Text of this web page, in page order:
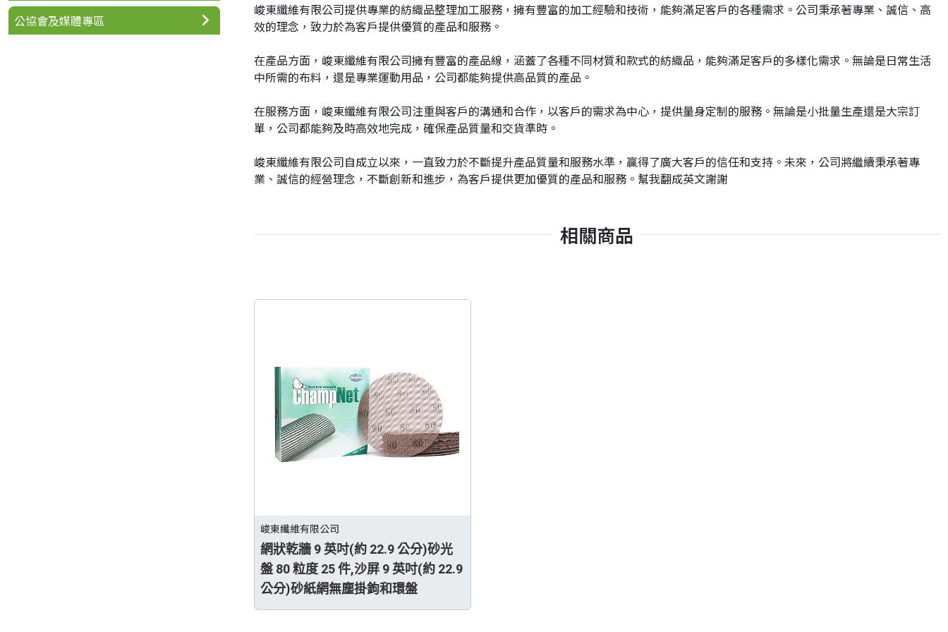
峻東纖維有限公司提供專業的紡織品整理加工服務，擁有豐富的加工經驗和技術，能夠滿足客戶的各種需求。公司秉承著專業、誠信、高
效的理念，致力於為客戶提供優質的產品和服務。
在產品方面，峻東纖維有限公司擁有豐富的產品線，涵蓋了各種不同材質和款式的紡織品，能夠滿足客戶的多樣化需求。無論是日常生活
中所需的布料，還是專業運動用品，公司都能夠提供高品質的產品。
在服務方面，峻東纖維有限公司注重與客戶的溝通和合作，以客戶的需求為中心，提供量身定制的服務。無論是小批量生產還是大宗訂
單，公司都能夠及時高效地完成，確保產品質量和交貨準時。
峻東纖維有限公司自成立以來，一直致力於不斷提升產品質量和服務水準，贏得了廣大客戶的信任和支持。未來，公司將繼續秉承著專
業、誠信的經營理念，不斷創新和進步，為客戶提供更加優質的產品和服務。幫我翻成英文謝謝
相關商品
峻東纖維有限公司
網狀乾牆 9 英吋(約 22.9 公分)砂光
盤 80 粒度 25 件,沙屏 9 英吋(約 22.9
公分)砂紙網無塵掛鉤和環盤
公協會及媒體專區